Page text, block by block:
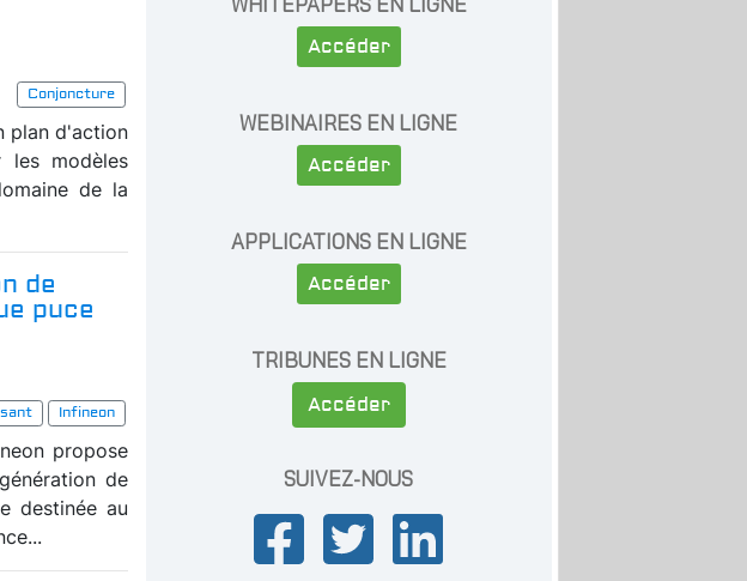
Conjoncture
plan d'action
modèles
de la
de
puce
Infineon
propose
de
destinée au
Accéder
WEBINAIRES EN LIGNE
Accéder
APPLICATIONS EN LIGNE
Accéder
TRIBUNES EN LIGNE
Accéder
SUIVEZ-NOUS